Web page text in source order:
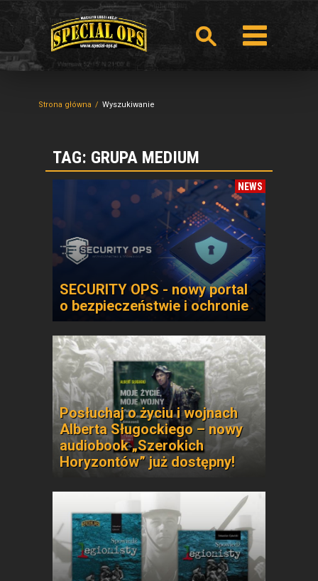
Strona główna Wyszukiwanie
TAG: GRUPA MEDIUM
NEWS
SECURITY OPS - nowy portal
o bezpieczeństwie i ochronie
Posłuchaj o życiu i wojnach
Alberta Sługockiego – nowy
audiobook „Szerokich
Horyzontów” już dostępny!